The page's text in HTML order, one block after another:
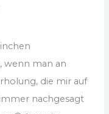
wenn man an
die mir auf
nachgesagt